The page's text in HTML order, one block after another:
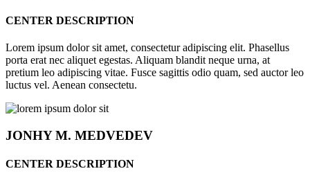
CENTER DESCRIPTION
Lorem ipsum dolor sit amet, consectetur adipiscing elit. Phasellus
porta erat nec aliquet egestas. Aliquam blandit neque urna, at
pretium leo adipiscing vitae. Fusce sagittis odio quam, sed auctor leo
luctus vel. Aenean consectetu.
JONHYM. MEDVEDEV
CENTER DESCRIPTION